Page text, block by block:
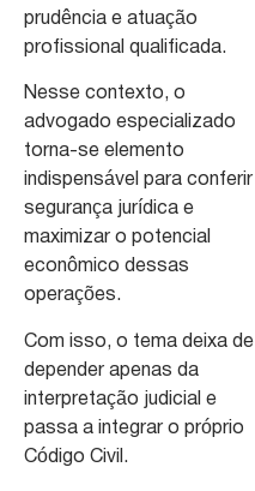
prudência e atuação
profissional qualificada.
Nesse contexto, o
advogado especializado
torna-se elemento
indispensável para conferir
segurança jurídica e
maximizar o potencial
econômico dessas
operações.
Com isso, o tema deixa de
depender apenas da
interpretação judicial e
passa a integrar o próprio
Código Civil.